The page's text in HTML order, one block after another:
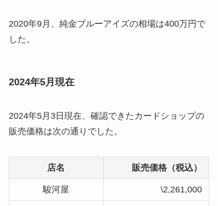
2020年9月、純金ブルーアイズの相場は400万円で
した。
2024年5月現在
2024年5月3日現在、確認できたカードショップの
販売価格は次の通りでした。
店名 販売価格（税込）
駿河屋 \2,261,000